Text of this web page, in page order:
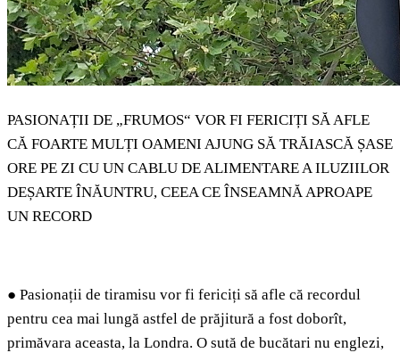
PASIONAȚII DE „FRUMOS“ VOR FI FERICIȚI SĂ AFLE
CĂ FOARTE MULȚI OAMENI AJUNG SĂ TRĂIASCĂ ȘASE
ORE PE ZI CU UN CABLU DE ALIMENTARE A ILUZIILOR
DEȘARTE ÎNĂUNTRU, CEEA CE ÎNSEAMNĂ APROAPE
UN RECORD
● Pasionații de tiramisu vor fi fericiți să afle că recordul
pentru cea mai lungă astfel de prăjitură a fost doborît,
primăvara aceasta, la Londra. O sută de bucătari nu englezi,